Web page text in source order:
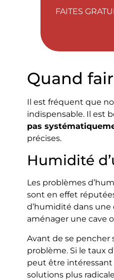
FAITES
Quand
Il est fréquent que
indispensable. Il est
pas
précises.
Humidité
Les problèmes
sont en effet
d’humidité dans une
aménager une cave
Avant de se pencher
problème. Si le taux
peut être intéressant
solutions plus